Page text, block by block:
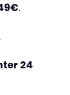
.
24